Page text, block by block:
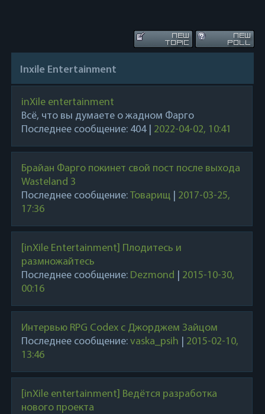
Inxile Entertainment
inXile entertainment
Всё, что вы думаете о жадном Фарго
Последнее сообщение: 404| 2022-04-02, 10:41
Брайан Фарго покинет свой пост после выхода
Wasteland 3
Последнее сообщение: Товарищ| 2017-03-25,
17:36
[inXile Entertainment] Плодитесь и
размножайтесь
Последнее сообщение: Dezmond
2015-10-30,
00:16
Интервью RPG Codex с Джорджем Зайцом
Последнее сообщение: vaska_psih
2015-02-10,
13:46
[inXile entertainment] Ведётся разработка
нового проекта